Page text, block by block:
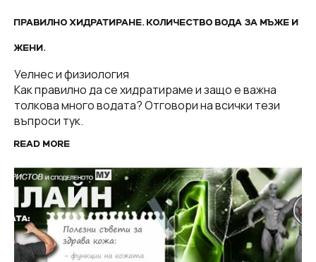
ПРАВИЛНО ХИДРАТИРАНЕ. КОЛИЧЕСТВО ВОДА ЗА МЪЖЕ И
ЖЕНИ.
Уелнес и физиология
Как правилно да се хидратираме и защо е важна
толкова много водата? Отговори на всички тези
въпроси тук.
READ MORE